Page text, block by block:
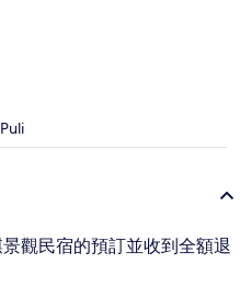
觀民宿的預訂並收到全額退